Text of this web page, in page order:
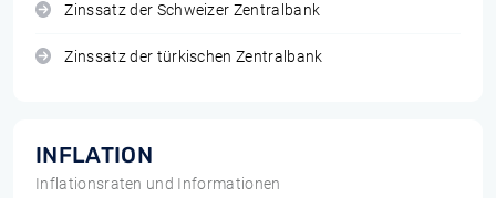
Zinssatz der Schweizer Zentralbank
Zinssatz der türkischen Zentralbank
INFLATION
Inflationsraten und Informationen